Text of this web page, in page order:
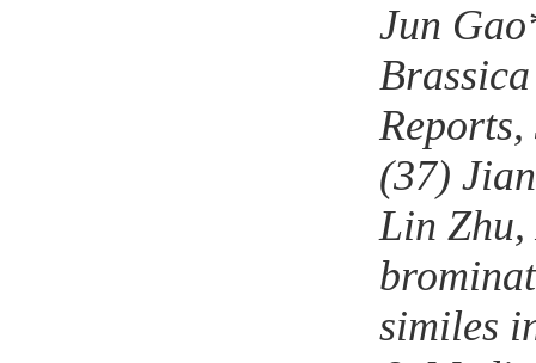
Jun
(37)
Lin
similes